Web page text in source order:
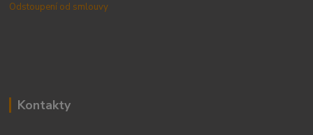
Odstoupení od smlouvy
Kontakty